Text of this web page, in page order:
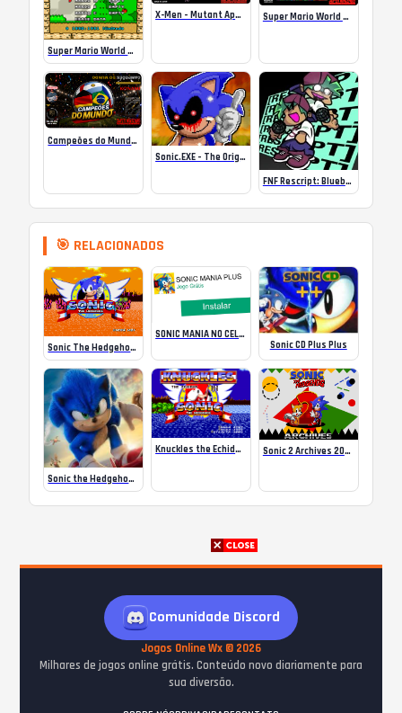
Super Mario World SA-1 Online
X-Men – Mutant Apocalypse Rebalanced Online Super Mario World Mix Online
Campeões do Mundo (ISS) Online
Sonic.EXE – The Original Game Online
FNF Rescript: Blueballed
🎯 RELACIONADOS
Sonic The Hedgehog x10
SONIC MANIA NO CELULAR PELA NETFLIX
Sonic CD Plus Plus
Sonic the Hedgehog 2 – Time and Place
Knuckles the Echidna in Sonic the Hedgehog Sonic 2 Archives 2024
Comunidade Discord
Jogos Online Wx © 2026
Milhares de jogos online grátis. Conteúdo novo diariamente para
sua diversão.